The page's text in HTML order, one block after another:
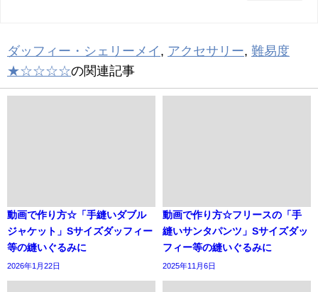
ダッフィー・シェリーメイ , アクセサリー, 難易度
★☆☆☆☆の関連記事
動画で作り方☆「手縫いダブル
ジャケット」Sサイズダッフィー
等の縫いぐるみに
2026年1月22日
動画で作り方☆フリースの「手
縫いサンタパンツ」Sサイズダッ
フィー等の縫いぐるみに
2025年11月6日